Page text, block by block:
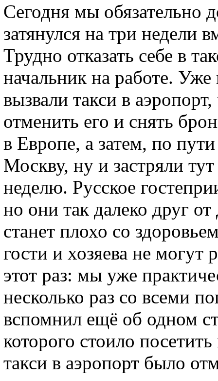
Сегодня мы обязательно
затянулся на три недели
Трудно отказать себе в
начальник на работе.
вызвали такси в
отменить его и снять
в Европе, а затем, по
Москву, ну и застряли
неделю. Русское
но они так далеко друг
станет плохо со
гости и хозяева не могут
этот раз: мы уже
несколько раз со всеми
вспомнил ещё об одном
которого стоило
такси в аэропорт было